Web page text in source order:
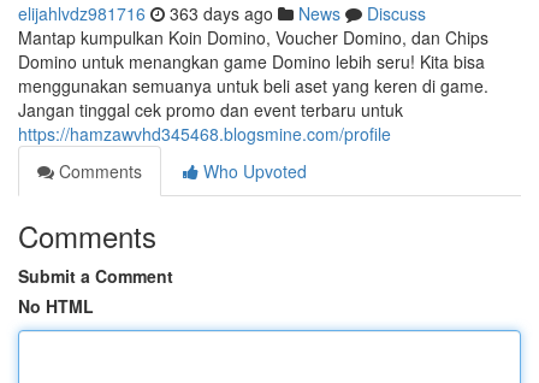
elijahlvdz981716 363 days ago News
Discuss
Mantap kumpulkan Koin Domino, Voucher Domino, dan Chips
Domino untuk menangkan game Domino lebih seru! Kita bisa
menggunakan semuanya untuk beli aset yang keren di game.
Jangan tinggal cek promo dan event terbaru untuk
https://hamzawvhd345468.blogsmine.com/profile
Comments
Who Upvoted
Comments
Submit a Comment
No HTML